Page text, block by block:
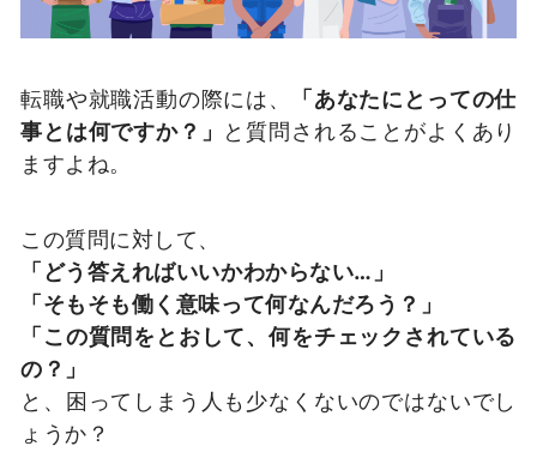
転職や就職活動の際には、
「あなたにとっての仕
事とは何ですか？」 と質問されることがよくあり
ますよね。
この質問に対して、
「どう答えればいいかわからない…」
「そもそも働く意味って何なんだろう？」
「この質問をとおして、何をチェックされている
の？」
と、困ってしまう人も少なくないのではないでし
ょうか？